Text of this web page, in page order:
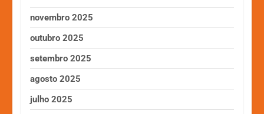
novembro 2025
outubro 2025
setembro 2025
agosto 2025
julho 2025